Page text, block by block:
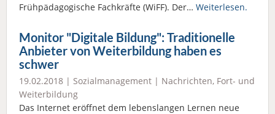
Frühpädagogische Fachkräfte (WiFF). Der… Weiterlesen.
Monitor "Digitale Bildung": Traditionelle
Anbieter von Weiterbildung haben es
schwer
19.02.2018 | Sozialmanagement | Nachrichten, Fort- und
Weiterbildung
Das Internet eröffnet dem lebenslangen Lernen neue